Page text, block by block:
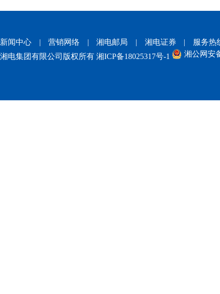
新闻中心 | 营销网络 | 湘电邮局 | 湘电证券 |
服务热
湘电集团有限公司版权所有 湘ICP备18025317号-1 湘公网安